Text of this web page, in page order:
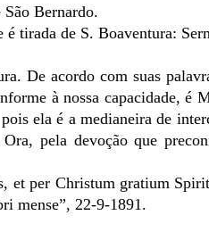
Bernardo.
é tirada de S. Boaventura:
De acordo com suas
à nossa capacidade, é
ela é a medianeira de
pela devoção que
et per Christum gratium
mense”, 22-9-1891.